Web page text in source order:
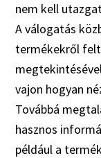
nem kell
A válogatás
termékekről
vajon hogyan
Továbbá
hasznos
például a